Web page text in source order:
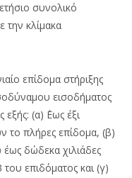
συνολικό
την κλίμακα
επίδομα στήριξης
εισοδήματος
εξής: (α) ΄Εως έξι
το πλήρες επίδομα, (β)
έως δώδεκα χιλιάδες
επιδόματος και (γ)